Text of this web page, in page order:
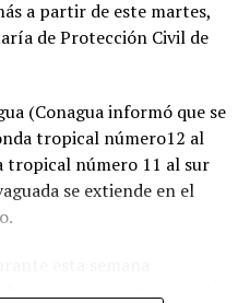
en
expresó un
justicia.
sobre la corrupción en la
a conductores
a partir de este martes,
de Protección Civil de
(Conagua informó que se
tropical número12 al
tropical número 11 al sur
se extiende en el